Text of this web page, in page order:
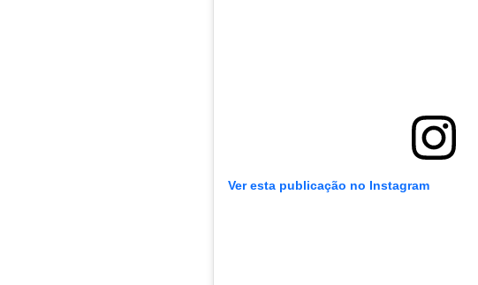
Ver esta publicação no Instagram